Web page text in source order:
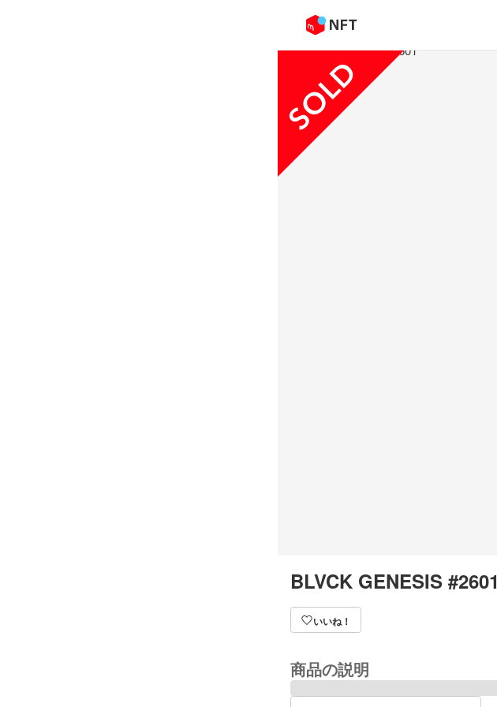
BLVCK GENESIS #2601
いいね！
商品の説明